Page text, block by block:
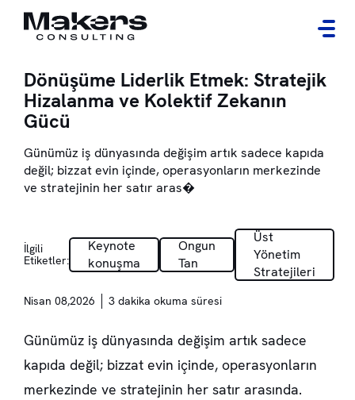
Dönüşüme Liderlik Etmek: Stratejik
Hizalanma ve Kolektif Zekanın
Gücü
Günümüz iş dünyasında değişim artık sadece kapıda
değil; bizzat evin içinde, operasyonların merkezinde
ve stratejinin her satır aras�
İlgili
Etiketler:
Keynote
konuşma
Ongun
Tan
Üst
Yönetim
Stratejileri
Nisan 08,2026 3 dakika okuma süresi
Günümüz iş dünyasında değişim artık sadece
kapıda değil; bizzat evin içinde, operasyonların
merkezinde ve stratejinin her satır arasında.